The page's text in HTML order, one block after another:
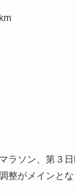
ラソン、第３
整がメインとな